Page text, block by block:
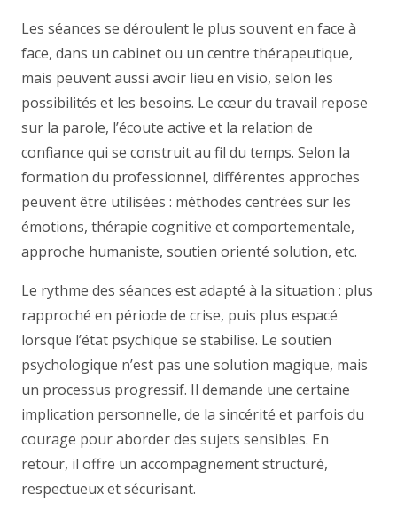
Les séances se déroulent le plus souvent en face à
face, dans un cabinet ou un centre thérapeutique,
mais peuvent aussi avoir lieu en visio, selon les
possibilités et les besoins. Le cœur du travail repose
sur la parole, l’écoute active et la relation de
confiance qui se construit au fil du temps. Selon la
formation du professionnel, différentes approches
peuvent être utilisées : méthodes centrées sur les
émotions, thérapie cognitive et comportementale,
approche humaniste, soutien orienté solution, etc.
Le rythme des séances est adapté à la situation : plus
rapproché en période de crise, puis plus espacé
lorsque l’état psychique se stabilise. Le soutien
psychologique n’est pas une solution magique, mais
un processus progressif. Il demande une certaine
implication personnelle, de la sincérité et parfois du
courage pour aborder des sujets sensibles. En
retour, il offre un accompagnement structuré,
respectueux et sécurisant.